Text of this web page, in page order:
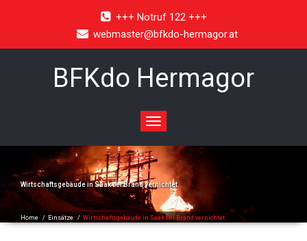
+++ Notruf 122 +++
webmaster@bfkdo-hermagor.at
BFKdo Hermagor
Toggle
navigation
Wirtschaftsgebäude in Saak bei Brand vernichtet
Home / Einsätze / Wirtschaftsgebäude in Saak bei Brand vernichtet